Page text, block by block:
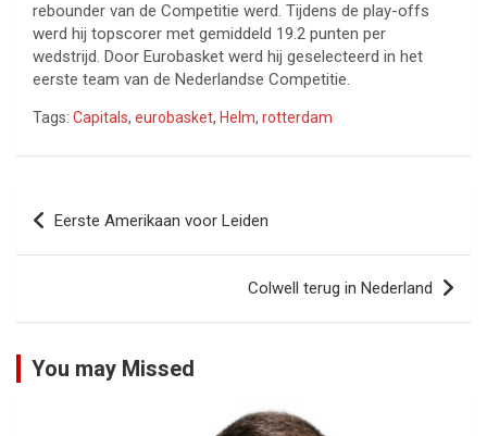
rebounder van de Competitie werd. Tijdens de play-offs
werd hij topscorer met gemiddeld 19.2 punten per
wedstrijd. Door Eurobasket werd hij geselecteerd in het
eerste team van de Nederlandse Competitie.
Tags: Capitals, eurobasket, Helm, rotterdam
Bericht
navigatie
Eerste Amerikaan voor Leiden
Colwell terug in Nederland
You may Missed